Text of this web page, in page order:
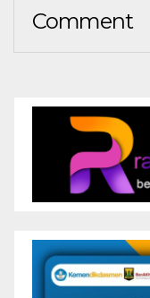
Comment